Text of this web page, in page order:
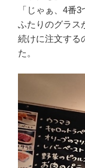
「じゃぁ、4番3
ふたりのグラス
続けに注文する
た。